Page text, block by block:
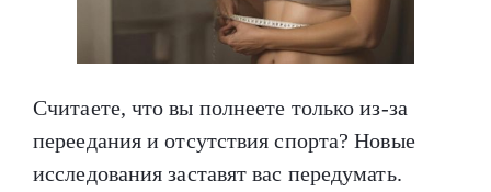
Считаете, что вы полнеете только из-за
переедания и отсутствия спорта? Новые
исследования заставят вас передумать.